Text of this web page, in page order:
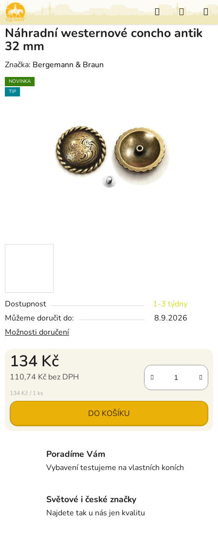
Přejít
na
obsah
Hledat
KOŠÍK
Dostupnost
1-3 týdny
Můžeme doručit do:
8.9.2026
Možnosti doručení
134 Kč
110,74 Kč bez DPH
Měrná cena:
134 Kč / 1 ks
DO KOŠÍKU
Náhradní westernové concho antik
32 mm
Značka: Bergemann & Braun
NOVINKA
TIP
Poradíme Vám
Vybavení testujeme na vlastních koních
Světové i české značky
Najdete tak u nás jen kvalitu